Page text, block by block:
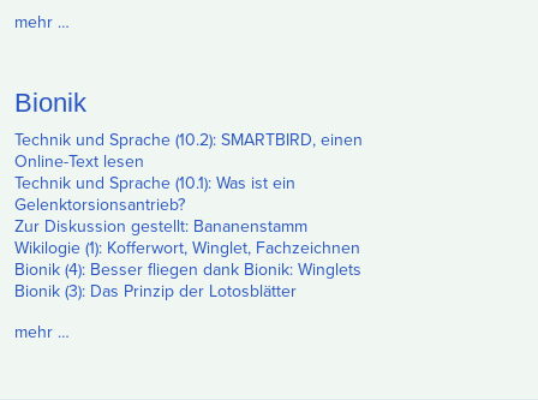
mehr …
Bionik
Technik und Sprache (10.2): SMARTBIRD, einen
Online-Text lesen
Technik und Sprache (10.1): Was ist ein
Gelenktorsionsantrieb?
Zur Diskussion gestellt: Bananenstamm
Wikilogie (1): Kofferwort, Winglet, Fachzeichnen
Bionik (4): Besser fliegen dank Bionik: Winglets
Bionik (3): Das Prinzip der Lotosblätter
mehr …